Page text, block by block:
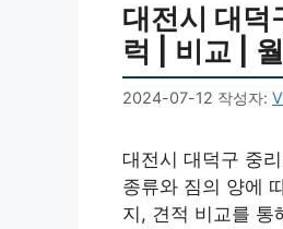
대전시 대덕
럭 | 비교 |
2024-07-12 작성자:
대전시 대덕구 중
종류와 짐의 양에
지, 견적 비교를 통